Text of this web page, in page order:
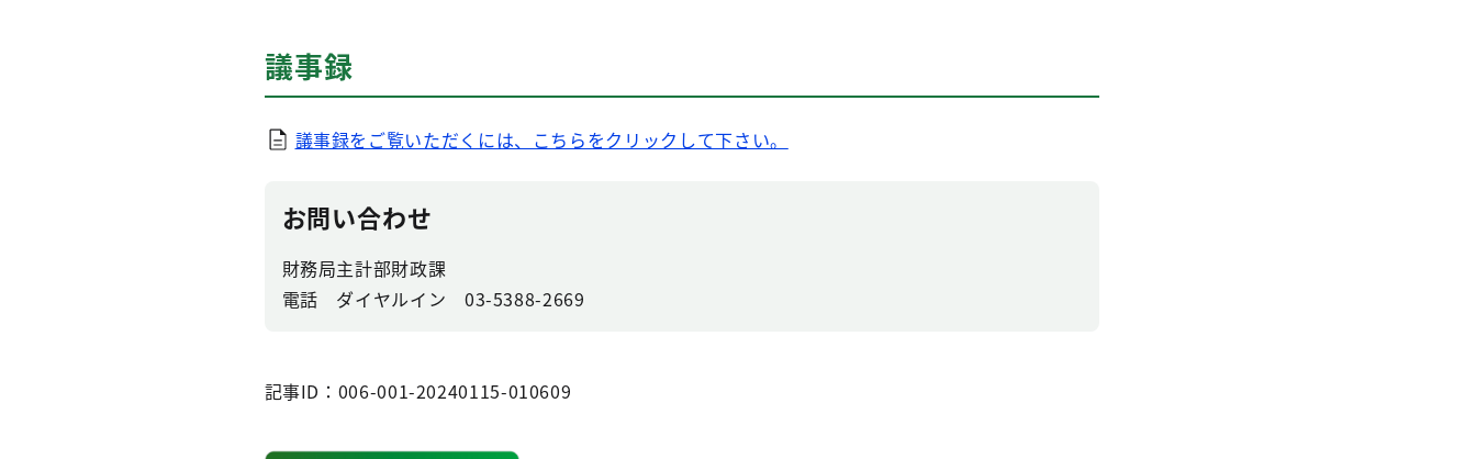
議事録
議事録をご覧いただくには、こちらをクリックして下さい。
お問い合わせ
財務局主計部財政課
電話 ダイヤルイン 03-5388-2669
記事ID：006-001-20240115-010609